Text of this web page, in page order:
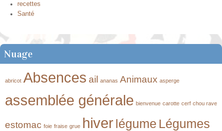
recettes
Santé
Nuage
abricot Absences ail ananas Animaux asperge
assemblée générale bienvenue carotte cerf chou rave
estomac foie fraise grue hiverlégume Légumes